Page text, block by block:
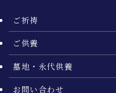
ご祈祷
ご供養
墓地・永代供養
お問い合わせ